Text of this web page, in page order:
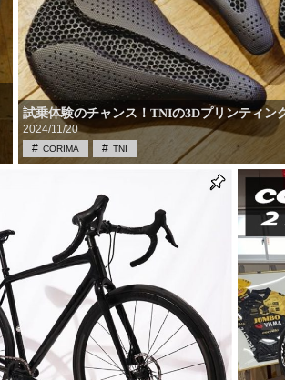
試乗体験のチャンス！TNIの3Dプリンティン
2024/11/20
CORIMA TNI